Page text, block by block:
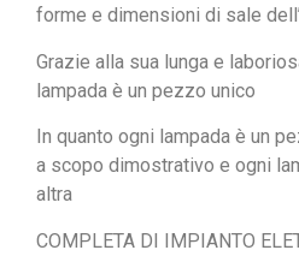
forme e dimensioni di sale
Grazie alla sua lunga e
lampada è un pezzo unico
In quanto ogni lampada è un
a scopo dimostrativo e ogni
altra
COMPLETA DI IMPIANTO